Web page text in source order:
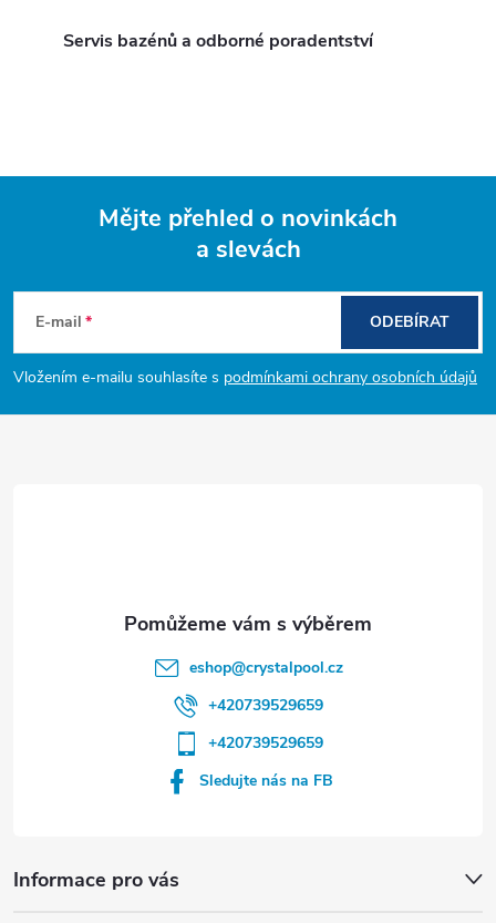
Servis bazénů a odborné poradentství
p
a
Mějte přehled o novinkách
a slevách
E-mail
Vložením e-mailu souhlasíte s podmínkami ochrany osobních údajů
ODEBÍRAT
Informace pro vás
eshop@crystalpool.cz
+420739529659
+420739529659
Sledujte nás na FB